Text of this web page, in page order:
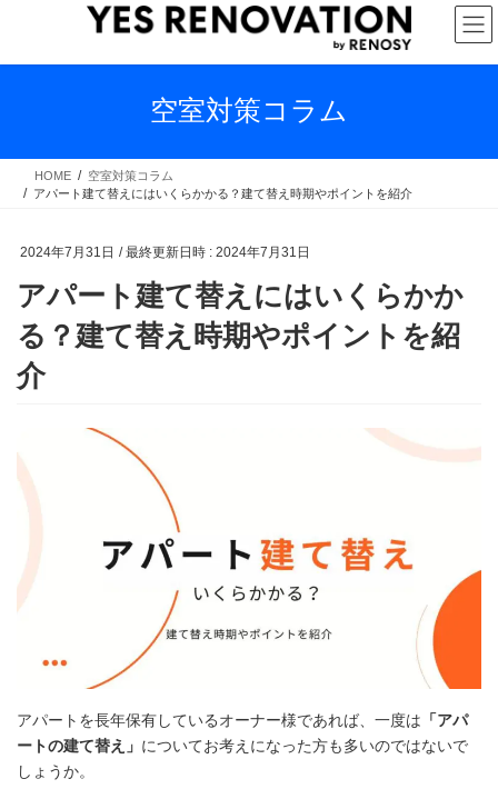
空室対策コラム
HOME
空室対策コラム
アパート建て替えにはいくらかかる？建て替え時期やポイントを紹介
2024年7月31日 / 最終更新日時 : 2024年7月31日
アパート建て替えにはいくらかか
る？建て替え時期やポイントを紹
介
アパートを長年保有しているオーナー様であれば、一度は 「アパ
ートの建て替え」 についてお考えになった方も多いのではないで
しょうか。